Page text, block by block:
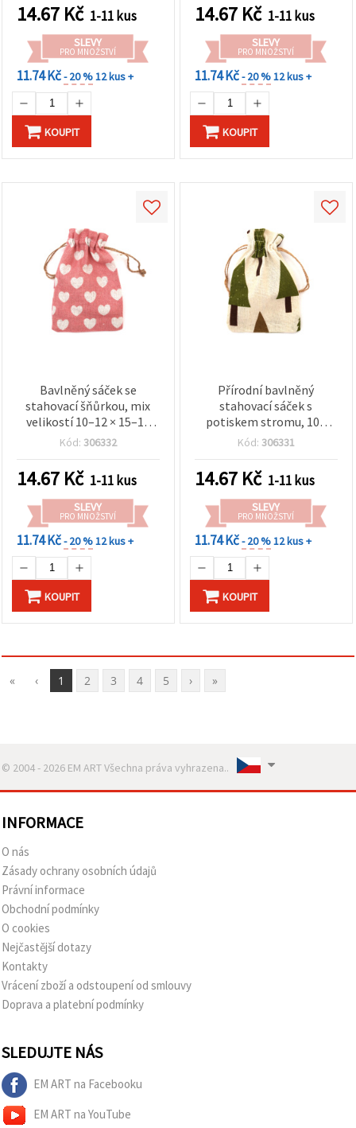
14.67 Kč 1-11 kus
SLEVY
PRO MNOŽSTVÍ
11.74 Kč- 20 %12 kus +
KOUPIT
14.67 Kč 1-11 kus
SLEVY
PRO MNOŽSTVÍ
11.74 Kč- 20 %12 kus +
KOUPIT
Bavlněný sáček se
stahovací šňůrkou, mix
velikostí 10–12 × 15–17
cm
Kód: 306332
14.67 Kč 1-11 kus
SLEVY
PRO MNOŽSTVÍ
11.74 Kč- 20 %12 kus +
KOUPIT
Přírodní bavlněný
stahovací sáček s
potiskem stromu, 10–
12×15–17 cm, mix
Kód: 306331
14.67 Kč 1-11 kus
SLEVY
PRO MNOŽSTVÍ
11.74 Kč- 20 %12 kus +
KOUPIT
« ‹ 1 2 3 4 5 › »
© 2004 - 2026 EM ART Všechna práva vyhrazena..
INFORMACE
O nás
Zásady ochrany osobních údajů
Právní informace
Obchodní podmínky
O cookies
Nejčastější dotazy
Kontakty
Vrácení zboží a odstoupení od smlouvy
Doprava a platební podmínky
SLEDUJTE NÁS
EM ART na Facebooku
EM ART na YouTube